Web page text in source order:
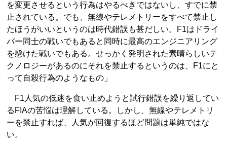
を変更させるという行為はやるべきではないし、すでに禁
止されている。でも、無線やテレメトリーをすべて禁止し
たほうがいいというのは時代錯誤も甚だしい。F1はドライ
バー同士の戦いでもあると同時に最高のエンジニアリング
を懸けた戦いでもある。せっかく発明された素晴らしいテ
クノロジーがあるのにそれを禁止するというのは、F1にと
って自殺行為のようなもの」
F1人気の低迷を食い止めようと試行錯誤を繰り返してい
るFIAの苦悩は理解している。しかし、無線やテレメトリ
ーを禁止すれば、人気が回復するほど問題は単純ではな
い。